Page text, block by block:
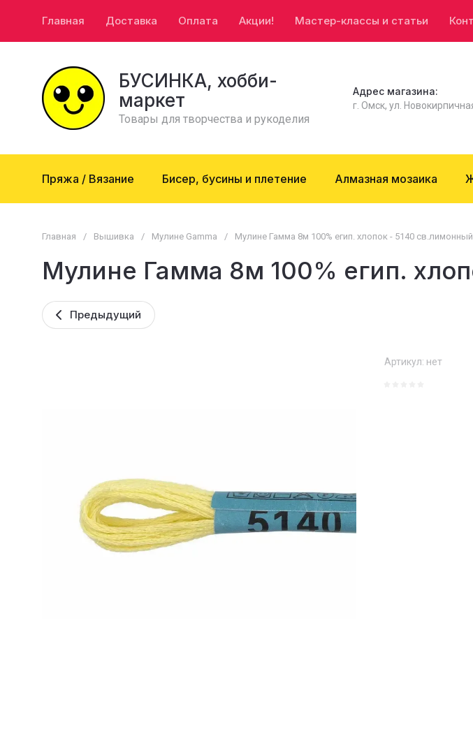
Главная Доставка Оплата Акции! Мастер-классы и статьи
БУСИНКА, хобби-
маркет
Товары для творчества и рукоделия
Адрес магазина:
г. Омск, ул.
Пряжа / Вязание Бисер, бусины и плетение Алмазная мозаика
Главная / Вышивка / Мулине Gamma / Мулине Гамма 8м 100% егип. хлопок - 5140 св.лимонный
Мулине Гамма 8м 100% егип.
Предыдущий
Артикул: нет